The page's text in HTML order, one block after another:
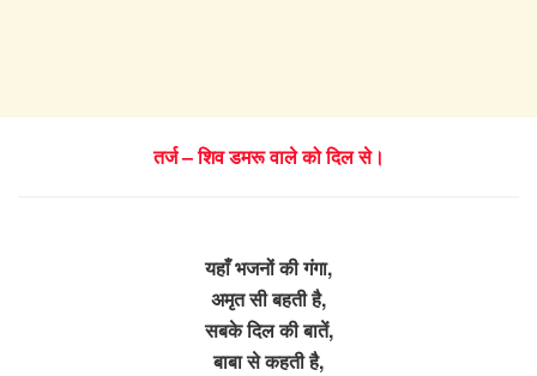
तर्ज – शिव डमरू वाले को दिल से।
यहाँ भजनों की गंगा,
अमृत सी बहती है,
सबके दिल की बातें,
बाबा से कहती है,